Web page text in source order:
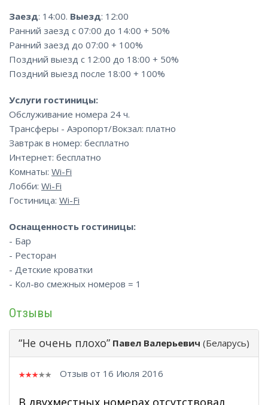
Заезд: 14:00. Выезд: 12:00
Ранний заезд с 07:00 до 14:00 + 50%
Ранний заезд до 07:00 + 100%
Поздний выезд с 12:00 до 18:00 + 50%
Поздний выезд после 18:00 + 100%
Услуги гостиницы:
Обслуживание номера 24 ч.
Трансферы - Аэропорт/Вокзал: платно
Завтрак в номер: бесплатно
Интернет: бесплатно
Комнаты: Wi-Fi
Лобби: Wi-Fi
Гостиница: Wi-Fi
Оснащенность гостиницы:
- Бар
- Ресторан
- Детские кроватки
- Кол-во смежных номеров = 1
Отзывы
“Не очень плохо” Павел Валерьевич (Беларусь)
Отзыв от 16 Июля 2016
В двухместных номерах отсутствовал